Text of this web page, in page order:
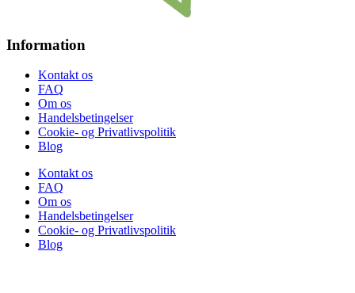
Information
Kontakt os
FAQ
Om os
Handelsbetingelser
Cookie- og Privatlivspolitik
Blog
Kontakt os
FAQ
Om os
Handelsbetingelser
Cookie- og Privatlivspolitik
Blog